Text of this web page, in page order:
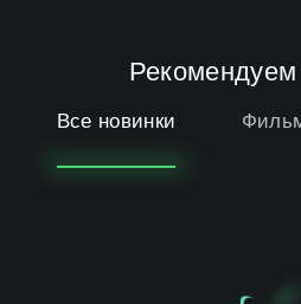
Рекомендуем
Все новинки